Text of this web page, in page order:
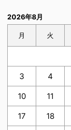
2026年8月
月 火
3 4
10 11
17 18